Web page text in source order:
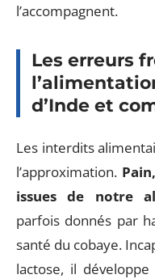
l’accompagnent.
Les erreurs
d’Inde et
Les interdits
l’approximation.
issues de notre
parfois donnés par
santé du cobaye.
lactose, il